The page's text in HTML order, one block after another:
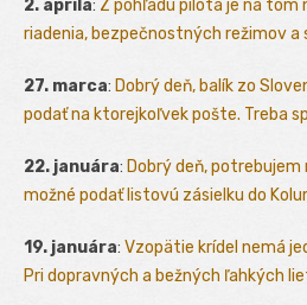
2. apríla: Z pohľadu pilota je na tom
riadenia, bezpečnostných režimov a
27. marca: Dobrý deň, balík zo
podať na ktorejkoľvek pošte. Treba
22. januára: Dobrý deň,
možné podať listovú zásielku do
19. januára: Vzopätie krídel nemá
Pri dopravných a bežných ľahkých